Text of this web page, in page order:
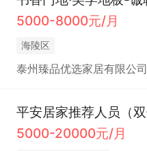
5000-8000元/月
海陵区
泰州臻品优选家居有限公司
平安居家推荐人员（双
5000-20000元/月